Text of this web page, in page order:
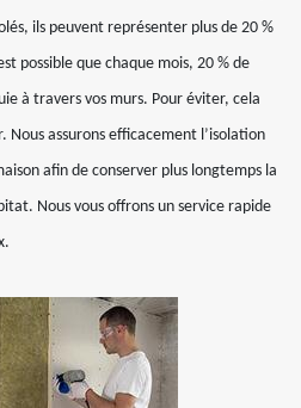
ils peuvent représenter plus de 20 %
possible que chaque mois, 20 % de
à travers vos murs. Pour éviter, cela
Nous assurons efficacement l’isolation
afin de conserver plus longtemps la
Nous vous offrons un service rapide